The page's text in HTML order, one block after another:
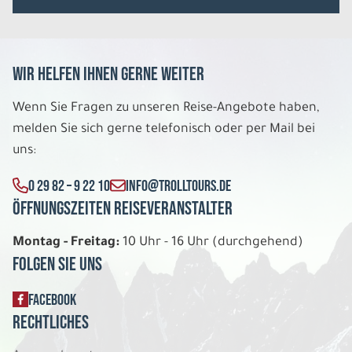
8 Tage
Wilderness Room DU/WC Doppelbelegung
Belegung: 2
P.P. AB2.699 €
REISE VERBINDLICH ANFRAGEN
Wir helfen Ihnen gerne weiter
Wenn Sie Fragen zu unseren Reise-Angebote haben,
melden Sie sich gerne telefonisch oder per Mail bei
uns:
0 29 82 – 9 22 10 INFO@TROLLTOURS.DE
Öffnungszeiten Reiseveranstalter
Montag - Freitag: 10 Uhr - 16 Uhr (durchgehend)
Folgen Sie uns
FACEBOOK
Rechtliches